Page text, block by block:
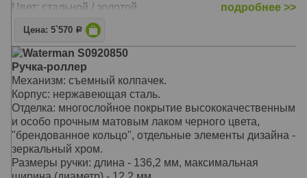
Цвет: стальной / золотой.
модель 2011 года, новый дизайн коллекции Hemisphere
ручка упакована в специальную подарочную коробку
используются стандартные стержни для ручек-
роллеров Waterman
WT180722/21
подробнее >>
Цена: 5`570 Р
Waterman S0920850
Ручка-роллер
Механизм: съемный колпачек.
Корпус: нержавеющая сталь.
Отделка: многослойное покрытие высококачественным
и особо прочным матовым лаком черного цвета,
"брендованное кольцо", отдельные элементы дизайна -
зеркальный хром.
Размеры ручки: длина - 136,2 мм, максимальная